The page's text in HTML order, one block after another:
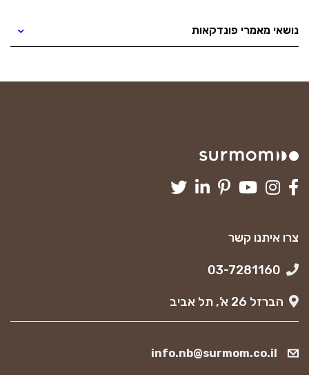
נושאי מאמרי פונדקאות
צרו איתנו קשר
הברזל 26 א’, תל אביב
info.nb@surmom.co.il